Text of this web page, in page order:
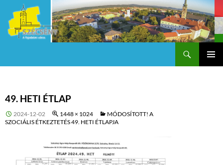
49. HETI ÉTLAP
2024-12-02 1448 × 1024
MÓDOSÍTOTT! A
SZOCIÁLIS ÉTKEZTETÉS 49. HETI ÉTLAPJA